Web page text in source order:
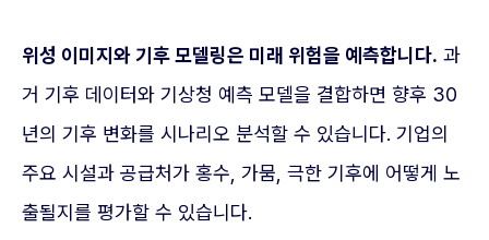
위성 이미지와 기후 모델링은 미래 위험을 예측합니다. 과
거 기후 데이터와 기상청 예측 모델을 결합하면 향후 30
년의 기후 변화를 시나리오 분석할 수 있습니다. 기업의
주요 시설과 공급처가 홍수, 가뭄, 극한 기후에 어떻게 노
출될지를 평가할 수 있습니다.